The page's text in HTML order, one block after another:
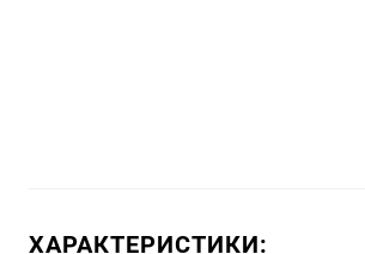
ХАРАКТЕРИСТИКИ: